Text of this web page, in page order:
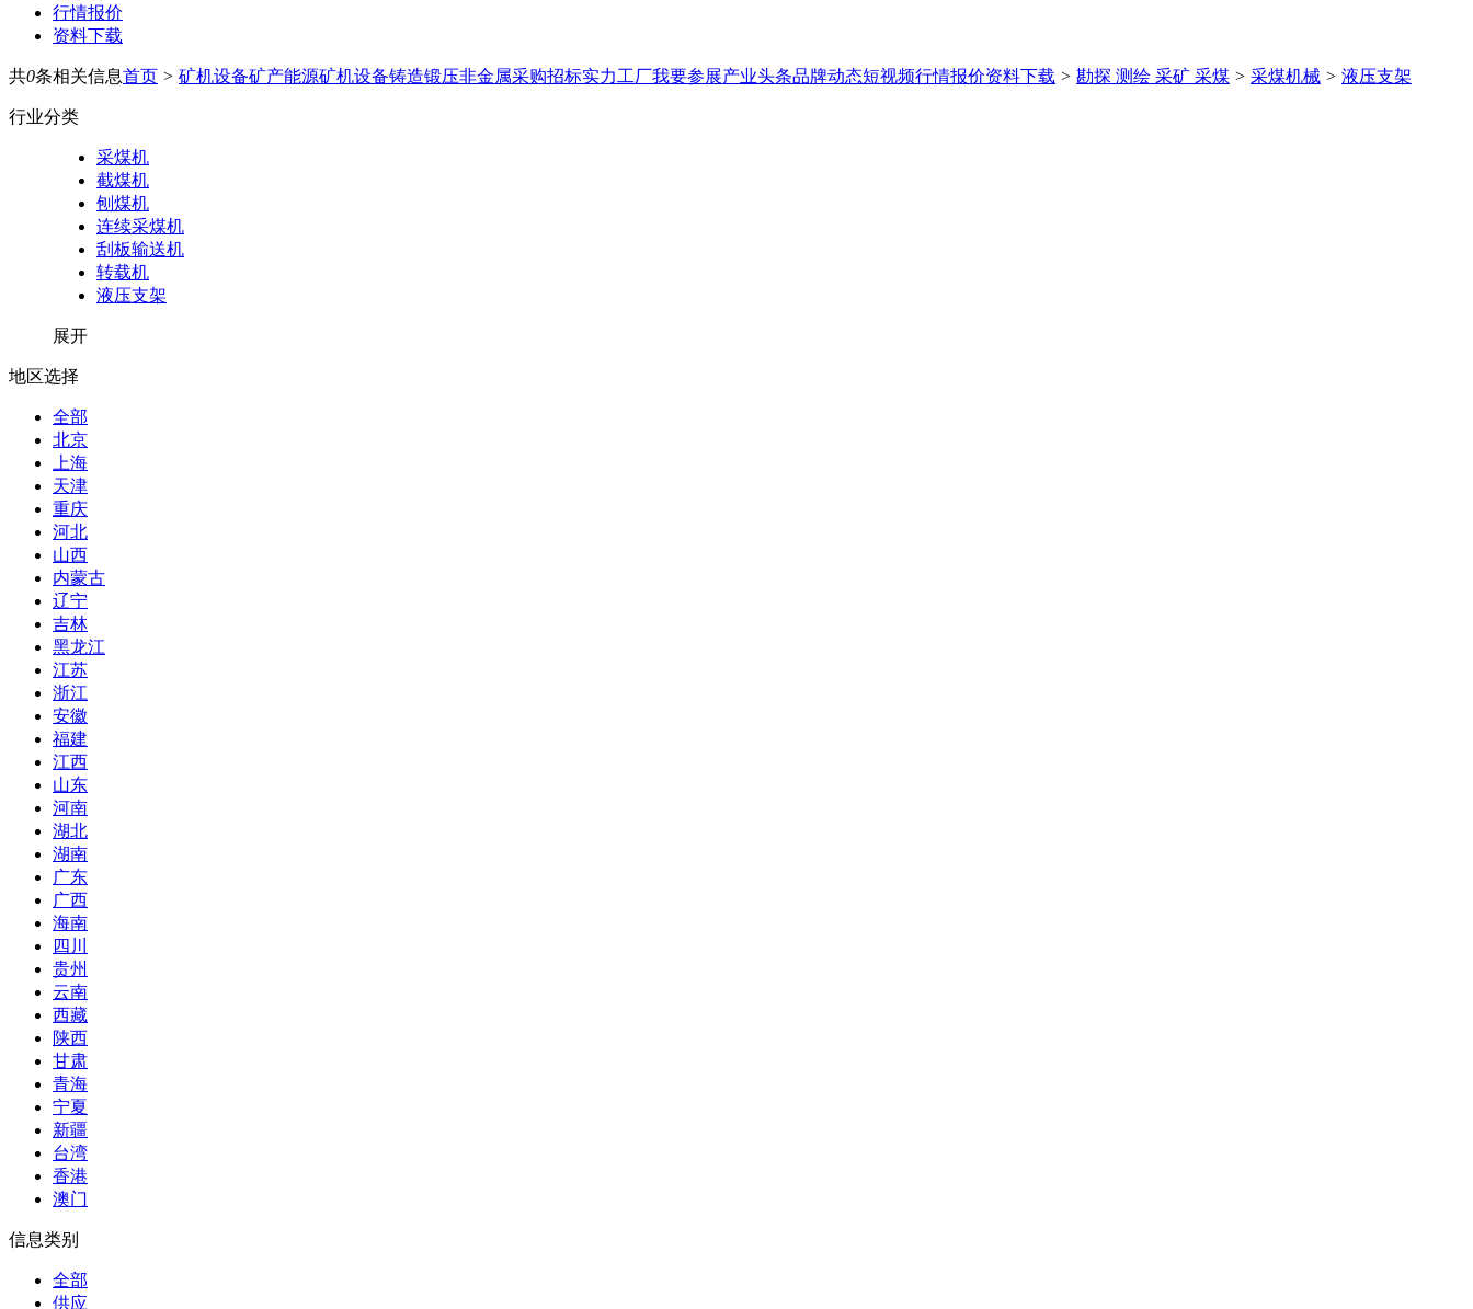
行情报价
资料下载
共0条相关信息首页 > 矿机设备矿产能源矿机设备铸造锻压非金属采购招标实力工厂我要参展产业头条品牌动态短视频行情报价资料下载 > 勘探 测绘 采矿 采煤 > 采煤机械 > 液压支架
行业分类
采煤机
截煤机
刨煤机
连续采煤机
刮板输送机
转载机
液压支架
展开
地区选择
全部
北京
上海
天津
重庆
河北
山西
内蒙古
辽宁
吉林
黑龙江
江苏
浙江
安徽
福建
江西
山东
河南
湖北
湖南
广东
广西
海南
四川
贵州
云南
西藏
陕西
甘肃
青海
宁夏
新疆
台湾
香港
澳门
信息类别
全部
供应